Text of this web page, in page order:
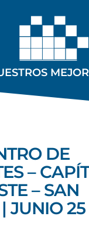
DE
–
– SAN
JUNIO